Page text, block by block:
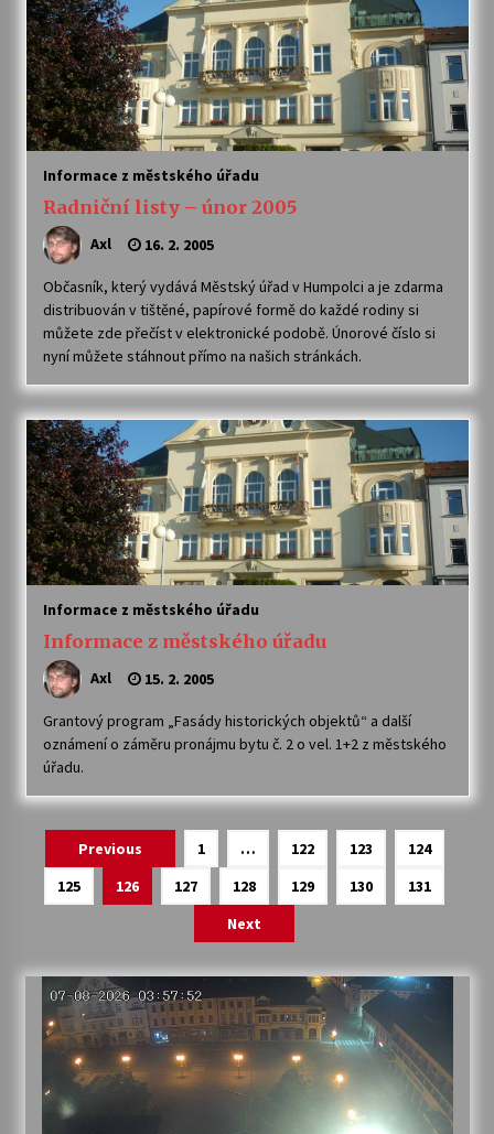
Informace z městského úřadu
Radniční listy – únor 2005
Axl 16. 2. 2005
Občasník, který vydává Městský úřad v Humpolci a je zdarma
distribuován v tištěné, papírové formě do každé rodiny si
můžete zde přečíst v elektronické podobě. Únorové číslo si
nyní můžete stáhnout přímo na našich stránkách.
Informace z městského úřadu
Informace z městského úřadu
Axl 15. 2. 2005
Grantový program „Fasády historických objektů“ a další
oznámení o záměru pronájmu bytu č. 2 o vel. 1+2 z městského
úřadu.
Navigace
pro
příspěvky
Previous 1 … 122 123
124
125
126 127 128 129 130
131
Next